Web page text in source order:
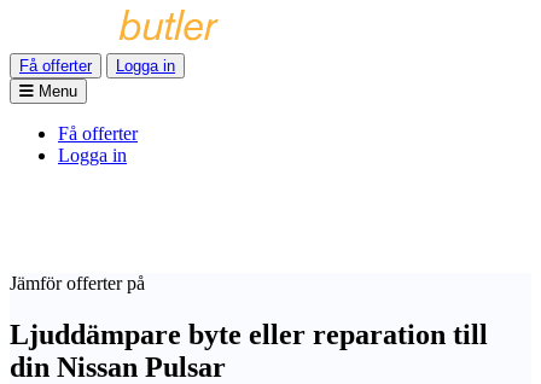
Få offerter
Logga in
Menu
Få offerter
Logga in
Jämför offerter på
Ljuddämpare byte eller reparation till
din Nissan Pulsar